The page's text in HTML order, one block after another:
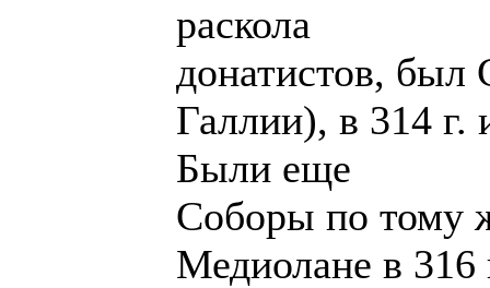
раскола
донатистов, был
Галлии), в 314 г.
Были еще
Соборы по тому
Медиолане в 316